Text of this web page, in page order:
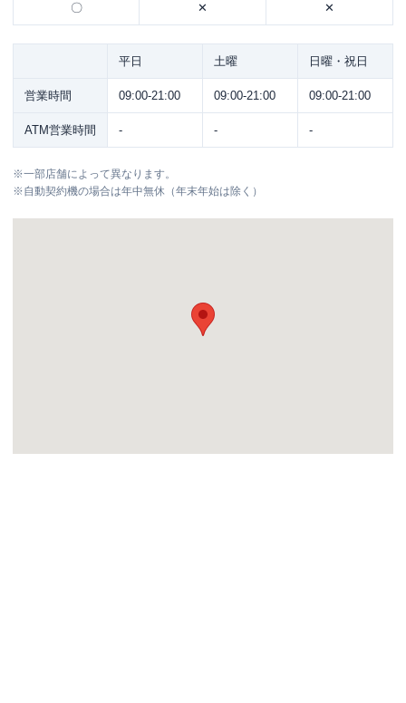
〇 ✕ ✕
平日 土曜 日曜・祝日
営業時間 09:00-21:00 09:00-21:00 09:00-21:00
ATM営業時間 - - -
※一部店舗によって異なります。
※自動契約機の場合は年中無休（年末年始は除く）